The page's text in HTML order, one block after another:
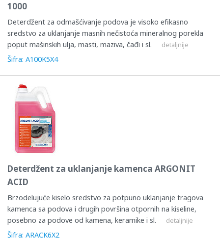
1000
Deterdžent za odmašćivanje podova je visoko efikasno
sredstvo za uklanjanje masnih nečistoća mineralnog porekla
poput mašinskih ulja, masti, maziva, čađi i sl.
detaljnije
Šifra: A100K5X4
Deterdžent za uklanjanje kamenca ARGONIT
ACID
Brzodelujuće kiselo sredstvo za potpuno uklanjanje tragova
kamenca sa podova i drugih površina otpornih na kiseline,
posebno za podove od kamena, keramike i sl.
detaljnije
Šifra: ARACK6X2